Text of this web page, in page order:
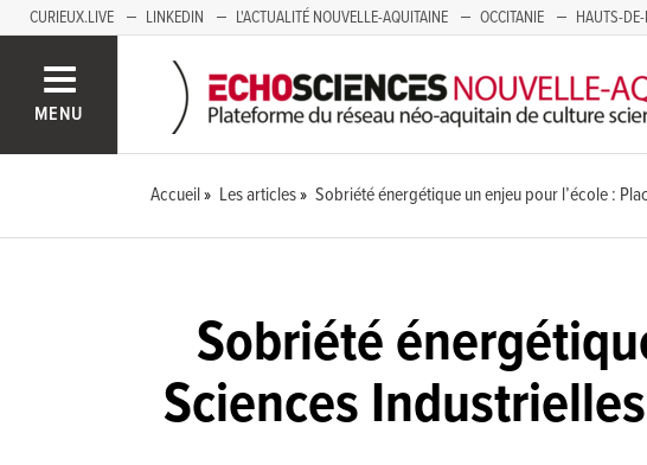
CURIEUX.LIVE LINKEDIN L'ACTUALITÉ NOUVELLE-AQUITAINE OCCITANIE HAUTS-
MENU
Accueil Les articles Sobriété énergétique un enjeu pour l’école :
Sobriété
Sciences